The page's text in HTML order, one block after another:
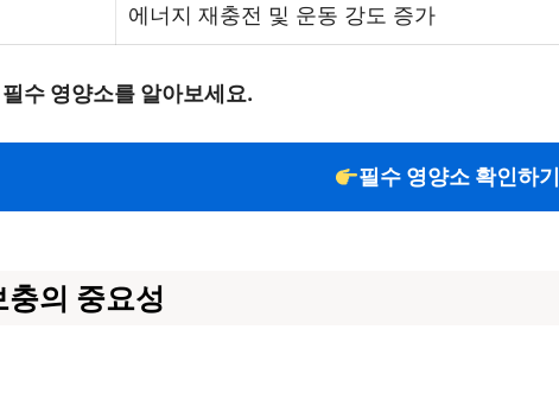
에너지 재충전 및 운동 강도 증가
수 영양소를 알아보세요.
필수 영양소 확인하기
의 중요성